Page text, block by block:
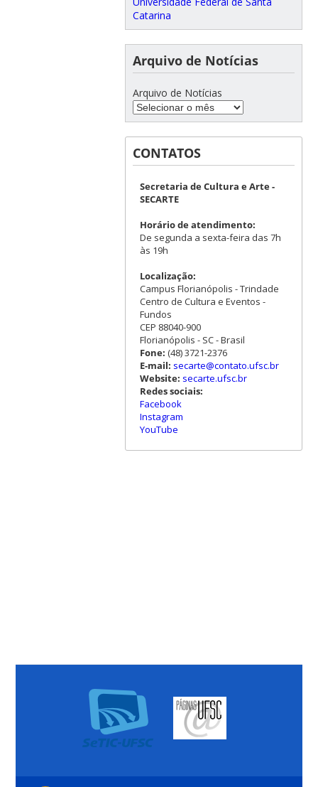
Catarina
Arquivo de Notícias
Arquivo de Notícias
CONTATOS
Secretaria de Cultura e Arte -
SECARTE
Horário de atendimento:
De segunda a sexta-feira das 7h
às 19h
Localização:
Campus Florianópolis - Trindade
Centro de Cultura e Eventos -
Fundos
CEP 88040-900
Florianópolis - SC - Brasil
Fone: (48) 3721-2376
E-mail: secarte@contato.ufsc.br
Website: secarte.ufsc.br
Redes sociais:
Facebook
Instagram
YouTube